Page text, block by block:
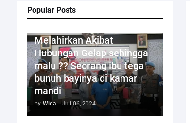
Popular Posts
Melahirkan Akibat
Hubungan Gelap sehingga
malu ?? Seorang ibu tega
bunuh bayinya di kamar
mandi
by Wida - Juli 06, 2024